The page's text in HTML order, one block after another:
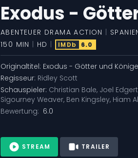
Exodus -
ABENTEUER DRAMA ACTION |
150 MIN | HD | IMDb 6.0
Originaltitel: Exodus - Götter und Könige
Regisseur: Ridley Scott
Schauspieler: Christian Bale, Joel
Sigourney Weaver, Ben Kingsley, Hiam
Bewertung: 6.0
STREAM TRAILER